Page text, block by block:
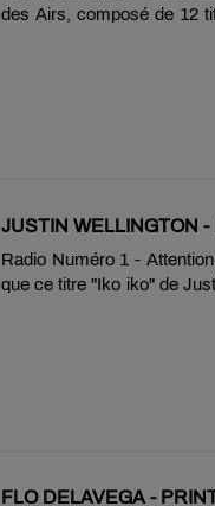
des Airs, composé de 12
JUSTIN WELLINGTON -
Radio Numéro 1 -
que ce titre "Iko iko" de
FLO DELAVEGA -